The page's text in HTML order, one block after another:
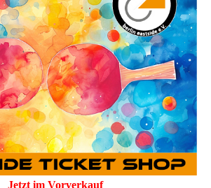
Jetzt im Vorverkauf